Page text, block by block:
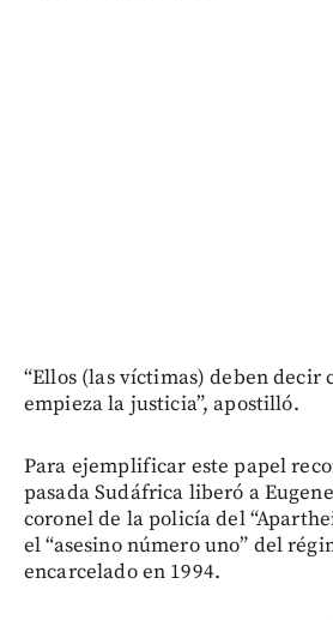
“Ellos (las víctimas) deben decir
empieza la justicia”, apostilló.
Para ejemplificar este papel
pasada Sudáfrica liberó a
coronel de la policía del
el “asesino número uno” del
encarcelado en 1994.